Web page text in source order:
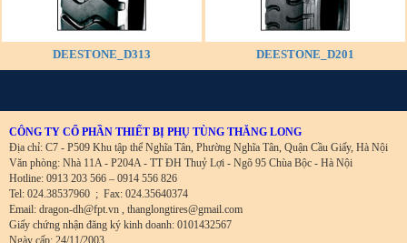
DEESTONE_D313 DEESTONE_D201
CÔNG TY CỔ PHẦN THIẾT BỊ PHỤ TÙNG THĂNG LONG
Địa chỉ: C7 - P509 Khu tập thể Nghĩa Tân, Phường Nghĩa Tân, Quận Cầu Giấy, Hà Nội
Văn phòng: Nhà 11A - P204A - TT ĐH Thuỷ Lợi - Ngõ 95 Chùa Bộc - Hà Nội
Hotline: 0913 203 566 – 0914 556 826
Tel: 024.38537960 ; Fax: 024.35640374
Email: dragon-dh@fpt.vn , thanglongtires@gmail.com
Giấy chứng nhận đăng ký kinh doanh: 0101432567
Ngày cấp: 24/11/2003